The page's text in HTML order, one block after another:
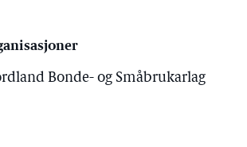
Bonde- og Småbrukarlag